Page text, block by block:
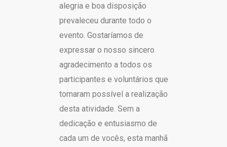
alegria e boa disposição
prevaleceu durante todo o
evento. Gostaríamos de
expressar o nosso sincero
agradecimento a todos os
participantes e voluntários que
tornaram possível a realização
desta atividade. Sem a
dedicação e entusiasmo de
cada um de vocês, esta manhã